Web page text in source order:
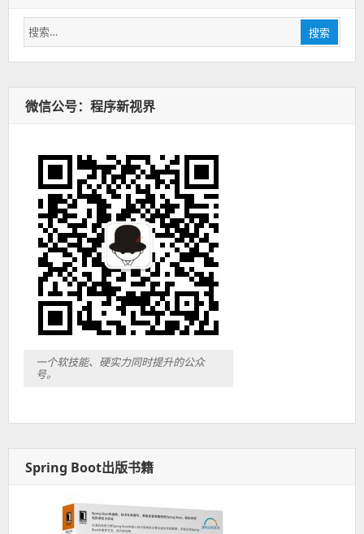
搜
索：
搜索
微信公号：程序新视界
一个软技能、硬实力同时提升的公众
号。
Spring Boot出版书籍